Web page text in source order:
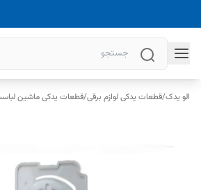
الو یدک/قطعات یدکی لوازم برقی/قطعات یدکی ماشین